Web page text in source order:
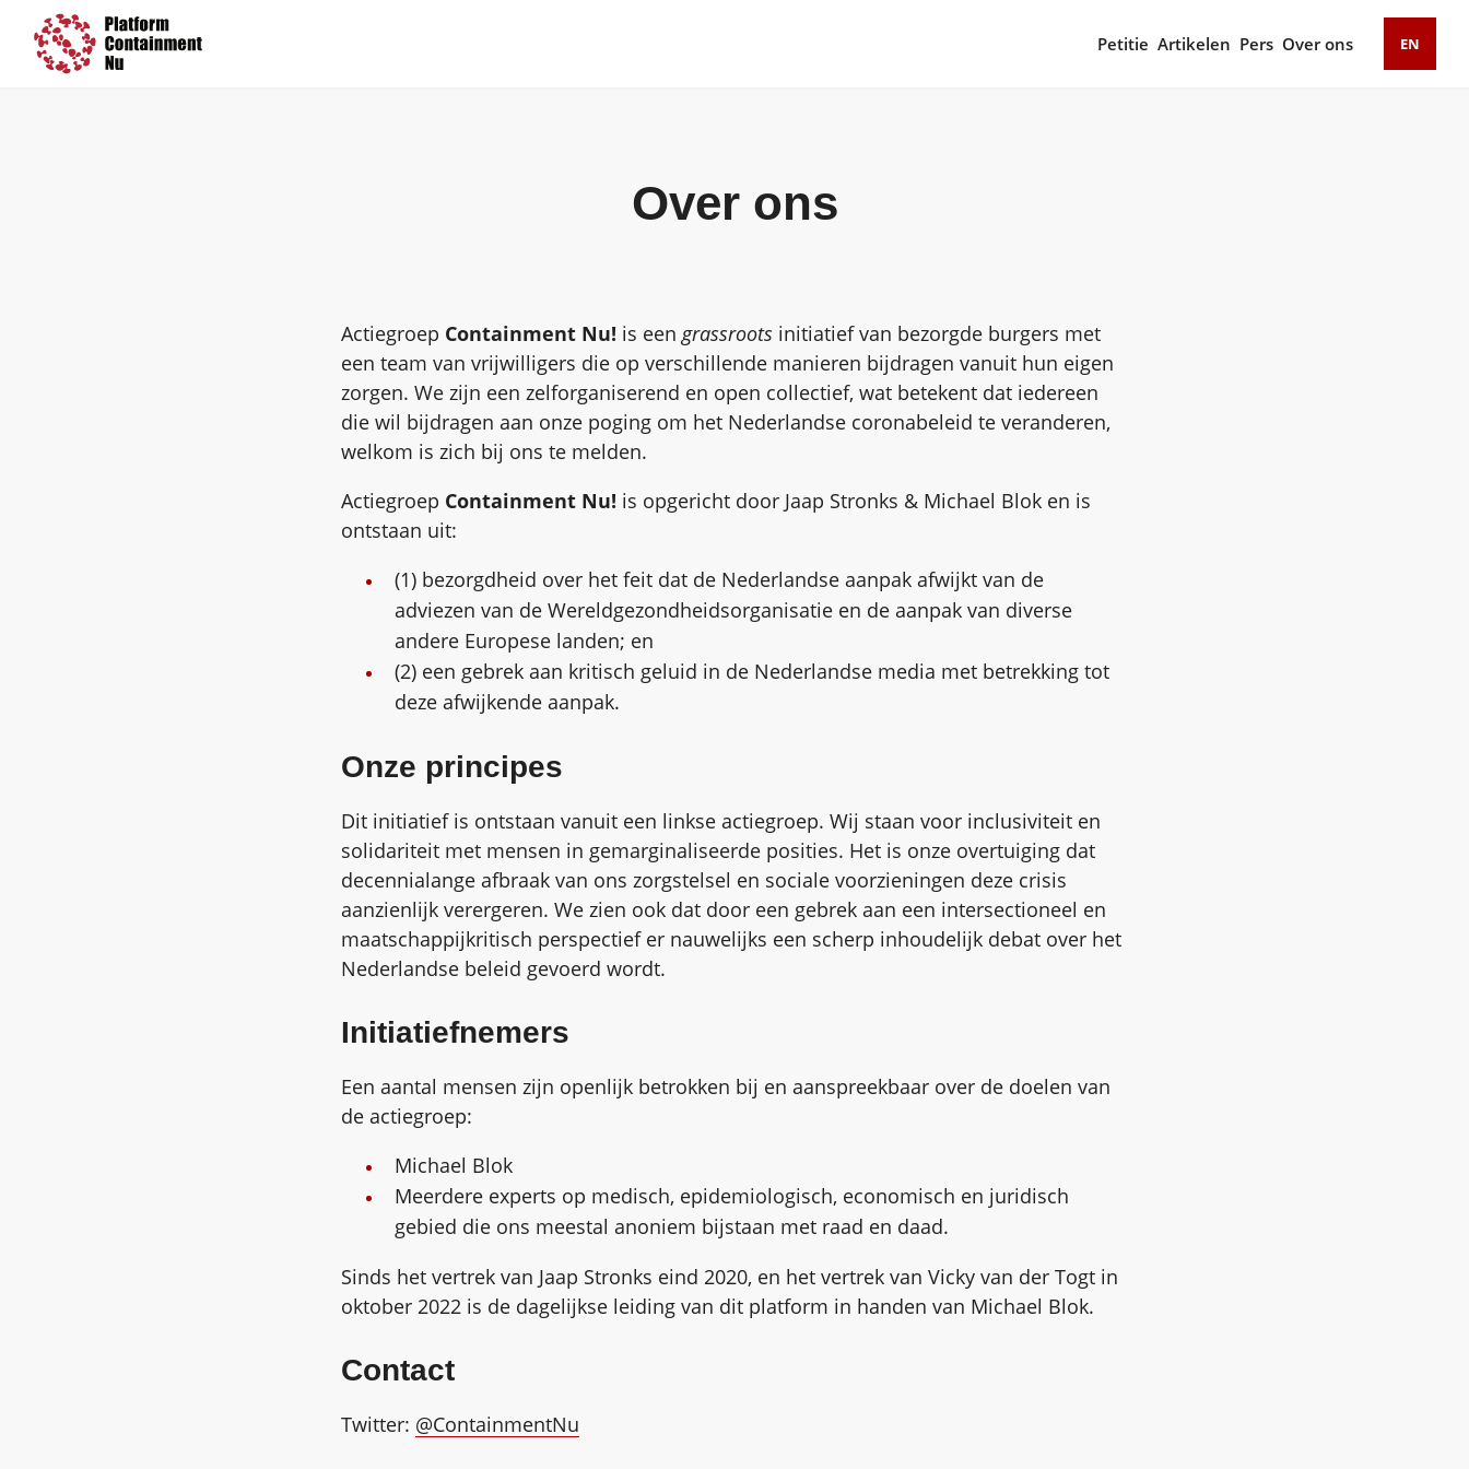
Petitie Artikelen Pers Over ons EN
Over ons
Actiegroep Containment Nu! is eengrassroots initiatief van bezorgde burgers met
een team van vrijwilligers die op verschillende manieren bijdragen vanuit hun eigen
zorgen. We zijn een zelforganiserend en open collectief, wat betekent dat iedereen
die wil bijdragen aan onze poging om het Nederlandse coronabeleid te veranderen,
welkom is zich bij ons te melden.
Actiegroep Containment Nu! is opgericht door Jaap Stronks & Michael Blok en is
ontstaan uit:
(1) bezorgdheid over het feit dat de Nederlandse aanpak afwijkt van de
adviezen van de Wereldgezondheidsorganisatie en de aanpak van diverse
andere Europese landen; en
(2) een gebrek aan kritisch geluid in de Nederlandse media met betrekking tot
deze afwijkende aanpak.
Onze principes
Dit initiatief is ontstaan vanuit een linkse actiegroep. Wij staan voor inclusiviteit en
solidariteit met mensen in gemarginaliseerde posities. Het is onze overtuiging dat
decennialange afbraak van ons zorgstelsel en sociale voorzieningen deze crisis
aanzienlijk verergeren. We zien ook dat door een gebrek aan een intersectioneel en
maatschappijkritisch perspectief er nauwelijks een scherp inhoudelijk debat over het
Nederlandse beleid gevoerd wordt.
Initiatiefnemers
Een aantal mensen zijn openlijk betrokken bij en aanspreekbaar over de doelen van
de actiegroep:
Michael Blok
Meerdere experts op medisch, epidemiologisch, economisch en juridisch
gebied die ons meestal anoniem bijstaan met raad en daad.
Sinds het vertrek van Jaap Stronks eind 2020, en het vertrek van Vicky van der Togt in
oktober 2022 is de dagelijkse leiding van dit platform in handen van Michael Blok.
Contact
Twitter: @ContainmentNu